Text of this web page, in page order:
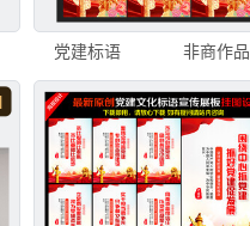
党建标语 非商作品